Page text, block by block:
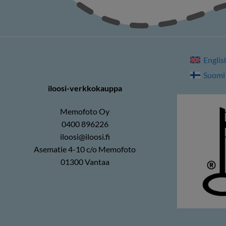
iloosi-verkkokauppa
Memofoto Oy
0400 896226
iloosi@iloosi.fi
Asematie 4-10 c/o Memofoto
01300 Vantaa
Suomi